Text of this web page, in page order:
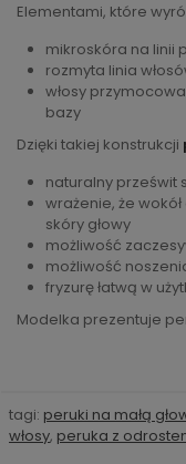
Elementami, które
mikroskóra na linii
rozmyta linia
włosy
bazy
Dzięki takiej konstrukcji
naturalny prześwit
wrażenie, że
skóry głowy
możliwość
możliwość
fryzurę łatwą w
Modelka prezentuje
tagi: peruki na małą
włosy, peruka z